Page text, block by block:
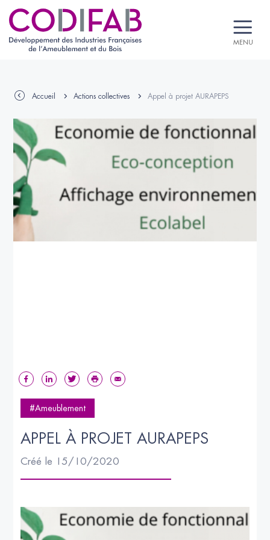
MENU
Accueil Actions collectives Appel à projet AURAPEPS
#Ameublement
APPEL À PROJET AURAPEPS
Créé le 15/10/2020